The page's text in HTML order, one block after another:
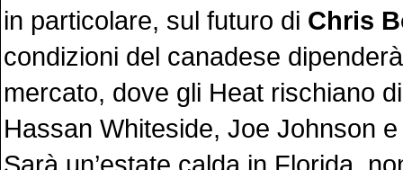
in particolare, sul futuro di Chris
condizioni del canadese
mercato, dove gli Heat rischiano
Hassan Whiteside, Joe Johnson